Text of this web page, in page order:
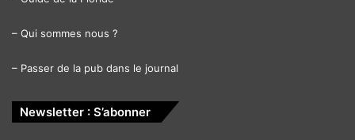
– Qui sommes nous ?
– Passer de la pub dans le journal
Newsletter : S’abonner